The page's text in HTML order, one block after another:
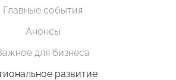
Главные события
Анонсы
для бизнеса
развитие